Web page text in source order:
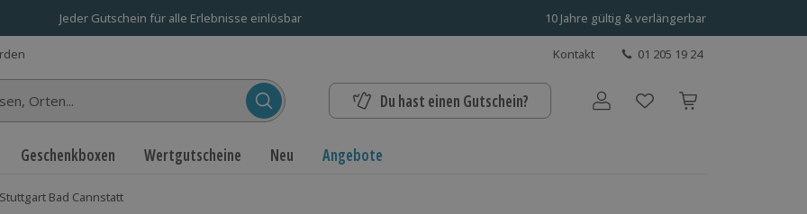
Jeder Gutschein für alle Erlebnisse einlösbar 10 Jahre gültig & verlängerbar
Kontakt 01 205 19 24
Du hast einen Gutschein? Benutzerkonto
Geschenkboxen Wertgutscheine Neu Angebote
Bad Cannstatt